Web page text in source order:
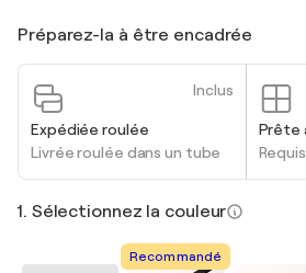
Préparez-la à être encadrée
Inclus
Expédiée roulée
Livrée roulée dans un tube
Prête
1. Sélectionnez la couleur
Recommandé